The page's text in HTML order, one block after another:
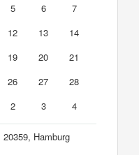
5 6
7
12 13
14
19 20
21
26 27
28
2 3 4
Hamburg